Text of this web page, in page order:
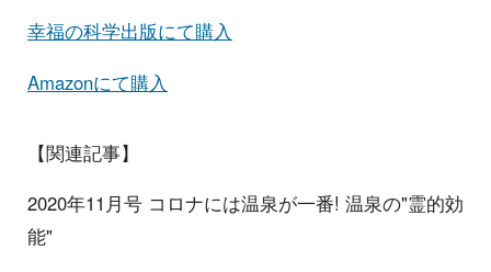
幸福の科学出版にて購入
Amazonにて購入
【関連記事】
2020年11月号 コロナには温泉が一番! 温泉の"霊的効
能"